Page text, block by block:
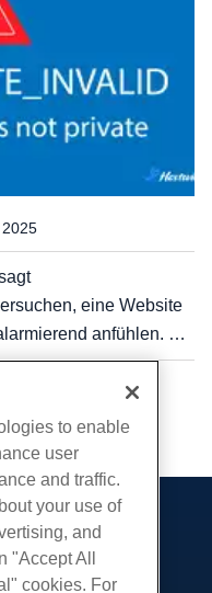
eine Website
anfühlen. Für
eine freundliche
erreichen möchten,
to enable
user
and traffic.
your use of
and
"Accept All
cookies. For